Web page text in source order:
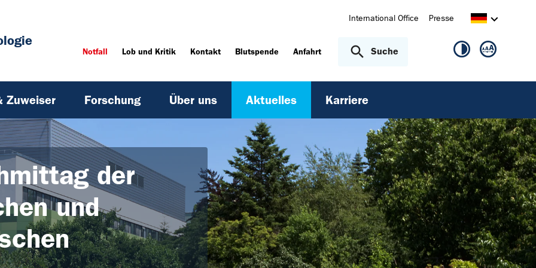
International Office Presse
Notfall Lob und Kritik Kontakt Blutspende Anfahrt Suche
Zuweiser Forschung Über uns Aktuelles Karriere
der
und